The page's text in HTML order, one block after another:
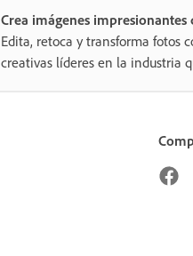
Crea imágenes
Edita, retoca y transforma fotos
creativas líderes en la industria